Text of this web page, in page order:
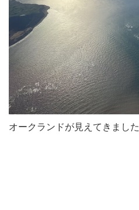
オークランドが見えてきました